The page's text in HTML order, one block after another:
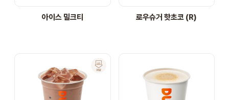
아이스 밀크티 로우슈거 핫초코 (R)